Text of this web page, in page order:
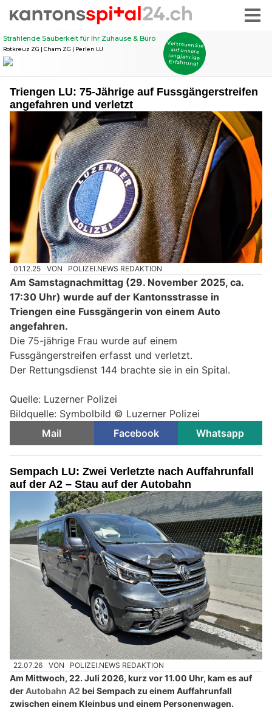
Triengen LU: 75-Jährige auf Fussgängerstreifen
angefahren und verletzt
01.12.25 VON POLIZEI.NEWS REDAKTION
Am Samstagnachmittag (29. November 2025, ca.
17:30 Uhr) wurde auf der Kantonsstrasse in
Triengen eine Fussgängerin von einem Auto
angefahren.
Die 75-jährige Frau wurde auf einem
Fussgängerstreifen erfasst und verletzt.
Der Rettungsdienst 144 brachte sie in ein Spital.
Quelle: Luzerner Polizei
Bildquelle: Symbolbild © Luzerner Polizei
Mail
Facebook Whatsapp
Sempach LU: Zwei Verletzte nach Auffahrunfall
auf der A2 – Stau auf der Autobahn
22.07.26 VON POLIZEI.NEWS REDAKTION
Am Mittwoch, 22. Juli 2026, kurz vor 11.00 Uhr, kam es auf
derAutobahn A2 bei Sempach zu einem Auffahrunfall
zwischen einem Kleinbus und einem Personenwagen.